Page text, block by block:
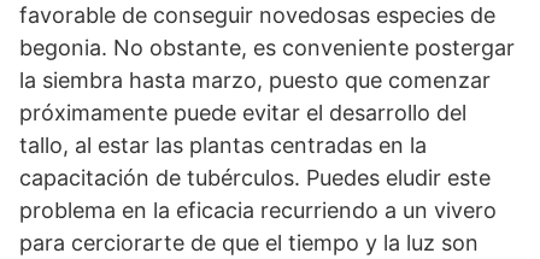
favorable de conseguir novedosas especies de
begonia. No obstante, es conveniente postergar
la siembra hasta marzo, puesto que comenzar
próximamente puede evitar el desarrollo del
tallo, al estar las plantas centradas en la
capacitación de tubérculos. Puedes eludir este
problema en la eficacia recurriendo a un vivero
para cerciorarte de que el tiempo y la luz son